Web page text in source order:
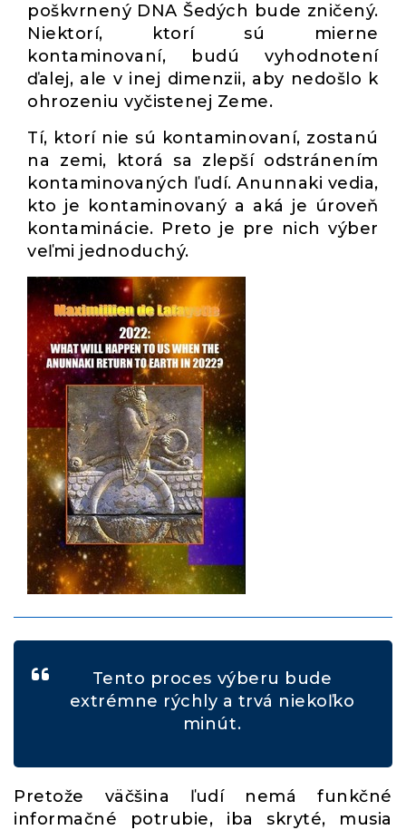
poškvrnený DNA Šedých bude zničený.
Niektorí, ktorí sú mierne
kontaminovaní, budú vyhodnotení
ďalej, ale v inej dimenzii, aby nedošlo k
ohrozeniu vyčistenej Zeme.
Tí, ktorí nie sú kontaminovaní, zostanú
na zemi, ktorá sa zlepší odstránením
kontaminovaných ľudí. Anunnaki vedia,
kto je kontaminovaný a aká je úroveň
kontaminácie. Preto je pre nich výber
veľmi jednoduchý.
Tento proces výberu bude
extrémne rýchly a trvá niekoľko
minút.
Pretože väčšina ľudí nemá funkčné
informačné potrubie, iba skryté, musia